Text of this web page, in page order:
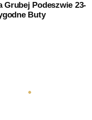
Grubej Podeszwie 23-
Buty